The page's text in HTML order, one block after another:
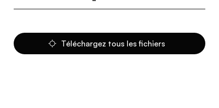
Téléchargez tous les fichiers